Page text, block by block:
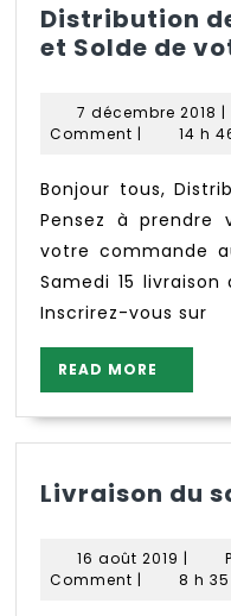
Distribution
et Solde de
7 décembre 2018 7|
Comment | 14 h
Bonjour tous, Distribution de miel demain 8/12
Pensez à prendre
votre commande
Samedi 15 livraison
Inscrirez-vous sur
READ MORE
MORE
Livraison du
16 août 2019 16
août
|
Comment | 8 h